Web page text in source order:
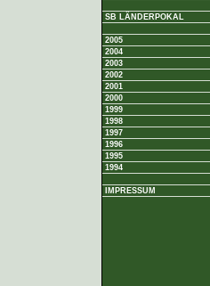
SB LÄNDERPOKAL
2005
2004
2003
2002
2001
2000
1999
1998
1997
1996
1995
1994
IMPRESSUM